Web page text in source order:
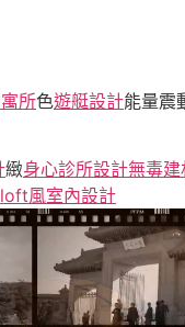
所色遊艇設計能量震
緻身心診所設計無毒建
loft風室內設計